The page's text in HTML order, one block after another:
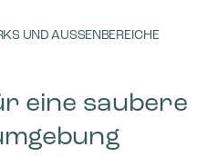
UND AUSSENBEREICHE
eine saubere